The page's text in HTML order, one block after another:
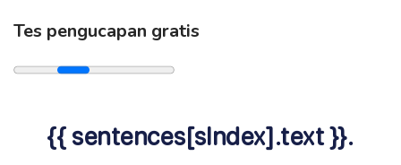
Tes pengucapan gratis
{{ sentences[sIndex].text }}.